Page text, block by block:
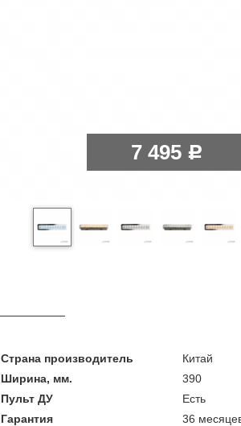
7 495 Р
Страна производитель Китай
Ширина, мм. 390
Пульт ДУ Есть
Гарантия 36